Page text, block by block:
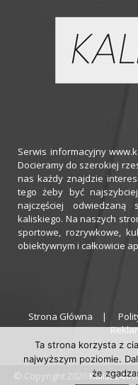
Serwis informacyjny
Docieramy do szerokiej
nas każdy znajdzie
tego żeby być
najczęściej
kaliskiego. Na naszych
sportowe, rozrywkowe,
obiektywnym i całkowicie
Strona Główna
© Copyright 2020
Ta strona korzysta z
najwyższym poziomie.
że